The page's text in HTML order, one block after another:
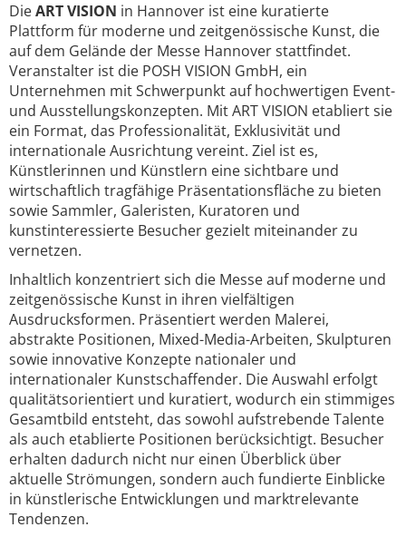
DieART VISION in Hannover ist eine kuratierte
Plattform für moderne und zeitgenössische Kunst, die
auf dem Gelände der Messe Hannover stattfindet.
Veranstalter ist die POSH VISION GmbH, ein
Unternehmen mit Schwerpunkt auf hochwertigen Event-
und Ausstellungskonzepten. Mit ART VISION etabliert sie
ein Format, das Professionalität, Exklusivität und
internationale Ausrichtung vereint. Ziel ist es,
Künstlerinnen und Künstlern eine sichtbare und
wirtschaftlich tragfähige Präsentationsfläche zu bieten
sowie Sammler, Galeristen, Kuratoren und
kunstinteressierte Besucher gezielt miteinander zu
vernetzen.
Inhaltlich konzentriert sich die Messe auf moderne und
zeitgenössische Kunst in ihren vielfältigen
Ausdrucksformen. Präsentiert werden Malerei,
abstrakte Positionen, Mixed-Media-Arbeiten, Skulpturen
sowie innovative Konzepte nationaler und
internationaler Kunstschaffender. Die Auswahl erfolgt
qualitätsorientiert und kuratiert, wodurch ein stimmiges
Gesamtbild entsteht, das sowohl aufstrebende Talente
als auch etablierte Positionen berücksichtigt. Besucher
erhalten dadurch nicht nur einen Überblick über
aktuelle Strömungen, sondern auch fundierte Einblicke
in künstlerische Entwicklungen und marktrelevante
Tendenzen.